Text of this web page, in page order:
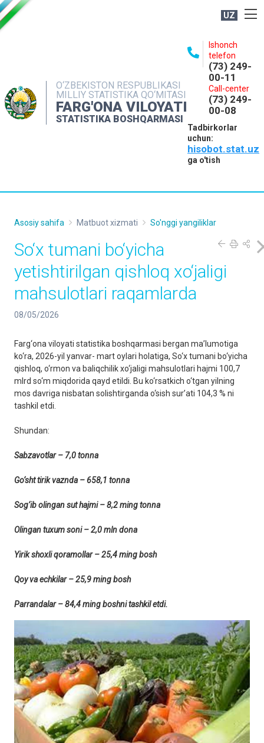
UZ
O‘ZBEKISTON RESPUBLIKASI
MILLIY STATISTIKA QO‘MITASI
FARG'ONA VILOYATI
STATISTIKA BOSHQARMASI
Ishonch
telefon
(73) 249-
00-11
Call-center
(73) 249-
00-08
Tadbirkorlar
uchun:
hisobot.stat.uz
ga o'tish
NASHRLAR
INTERAKTIV XIZMATLAR
MATBUOT XIZMATI
Asosiy sahifa Matbuot xizmati So'nggi yangiliklar
So‘x tumani bo‘yicha
yetishtirilgan qishloq xo‘jaligi
mahsulotlari raqamlarda
08/05/2026
Farg‘ona viloyati statistika boshqarmasi bergan ma’lumotiga
ko‘ra, 2026-yil yanvar- mart oylari holatiga, So‘x tumani bo‘yicha
qishloq, o‘rmon va baliqchilik xo‘jaligi mahsulotlari hajmi 100,7
mlrd so‘m miqdorida qayd etildi. Bu ko‘rsatkich o‘tgan yilning
mos davriga nisbatan solishtirganda o‘sish sur’ati 104,3 % ni
tashkil etdi.
Shundan:
Sabzavotlar – 7,0 tonna
Go‘sht tirik vaznda – 658,1 tonna
Sog‘ib olingan sut hajmi – 8,2 ming tonna
Olingan tuxum soni – 2,0 mln dona
Yirik shoxli qoramollar – 25,4 ming bosh
Qoy va echkilar – 25,9 ming bosh
Parrandalar – 84,4 ming boshni tashkil etdi.